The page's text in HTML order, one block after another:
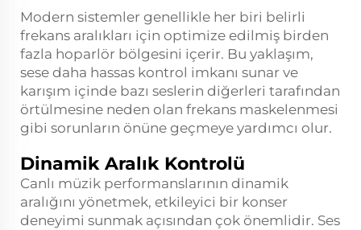
Modern sistemler genellikle her biri belirli
frekans aralıkları için optimize edilmiş birden
fazla hoparlör bölgesini içerir. Bu yaklaşım,
sese daha hassas kontrol imkanı sunar ve
karışım içinde bazı seslerin diğerleri tarafından
örtülmesine neden olan frekans maskelenmesi
gibi sorunların önüne geçmeye yardımcı olur.
Dinamik Aralık Kontrolü
Canlı müzik performanslarının dinamik
aralığını yönetmek, etkileyici bir konser
deneyimi sunmak açısından çok önemlidir. Ses